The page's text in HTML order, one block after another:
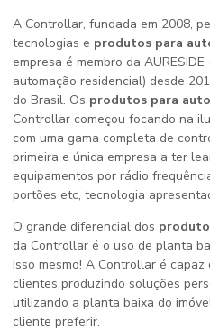
A Controllar, fundada em 2008,
tecnologias e produtos para
empresa é membro da
automação residencial) desde
do Brasil. Os produtos para
Controllar começou focando na
com uma gama completa de
primeira e única empresa a ter
equipamentos por rádio
portões etc, tecnologia
O grande diferencial dos
da Controllar é o uso de planta
Isso mesmo! A Controllar é
clientes produzindo soluções
utilizando a planta baixa do
cliente preferir.